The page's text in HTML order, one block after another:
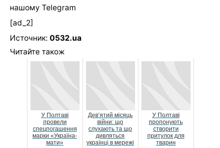
нашому Telegram
[ad_2]
Источник: 0532.ua
Читайте також
У Полтаві
провели
спецпогашення
марки «Україна-
мати»
Дев’ятий місяць
війни: що
слухають та що
дивляться
українці в мережі
У Полтаві
пропонують
створити
притулок для
тварин